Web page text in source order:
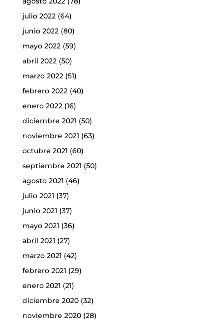
julio 2022(64)
junio 2022(80)
mayo 2022(59)
abril 2022(50)
marzo 2022(51)
febrero 2022(40)
enero 2022(16)
diciembre 2021 (50)
noviembre 2021 (63)
octubre 2021 (60)
septiembre 2021 (50)
agosto 2021 (46)
julio 2021 (37)
junio 2021 (37)
mayo 2021 (36)
abril 2021 (27)
marzo 2021 (42)
febrero 2021 (29)
enero 2021 (21)
diciembre 2020(32)
noviembre 2020(28)